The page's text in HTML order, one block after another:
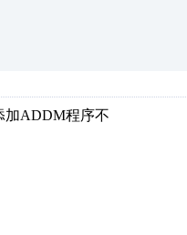
加ADDM程序不